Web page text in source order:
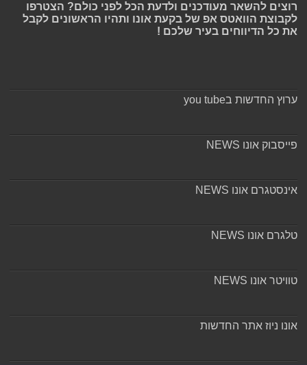
רוצים להשאר מעודכנים ולדעת הכל לפני כולם? הצטרפו
לקבוצת הוואטס אפ של בקעת אונו ותהיו הראשונים לקבל
את כל הדיווחים בעיר שלכם !
ערוץ החדשות בyou tube
פייסבוק אונו NEWS
אינסטגרם אונו NEWS
טלגרם אונו NEWS
טוויטר אונו NEWS
אונו ניוז אתר החדשות